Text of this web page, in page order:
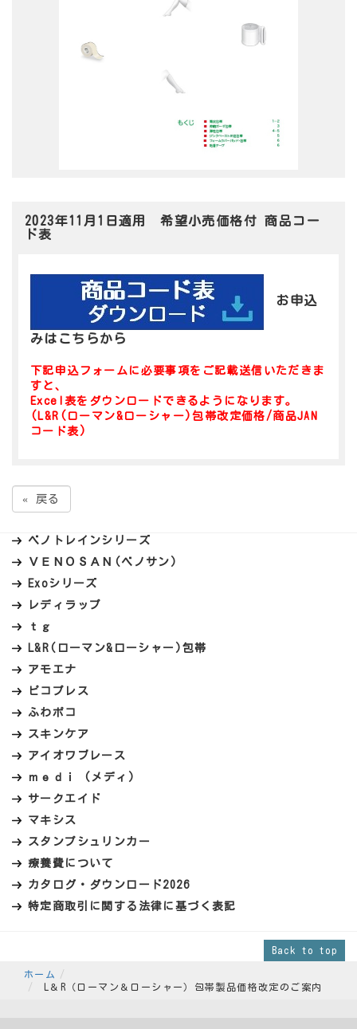
2023年11月1日適用 希望小売価格付 商品コー
ド表
お申込
みはこちらから
下記申込フォームに必要事項をご記載送信 いただきま
すと、
Excel表をダウンロードできるようになります。
(L&R(ローマン&ローシャー)包帯改定価格 /商品JAN
コード表)
« 戻る
ベノトレインシリーズ
ＶＥＮＯＳＡＮ(ベノサン)
Exoシリーズ
レディラップ
ｔｇ
L&R(ローマン&ローシャー)包帯
アモエナ
ピコプレス
ふわポコ
スキンケア
アイオワブレース
ｍｅｄｉ (メディ)
サークエイド
マキシス
スタンプシュリンカー
療養費について
カタログ・ダウンロード2026
特定商取引に関する法律に基づく表記
Back to top
ホーム
L＆R（ローマン＆ローシャー）包帯製品価格改定のご案内